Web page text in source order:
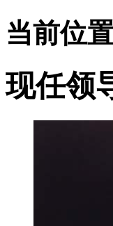
当前位置
现任领